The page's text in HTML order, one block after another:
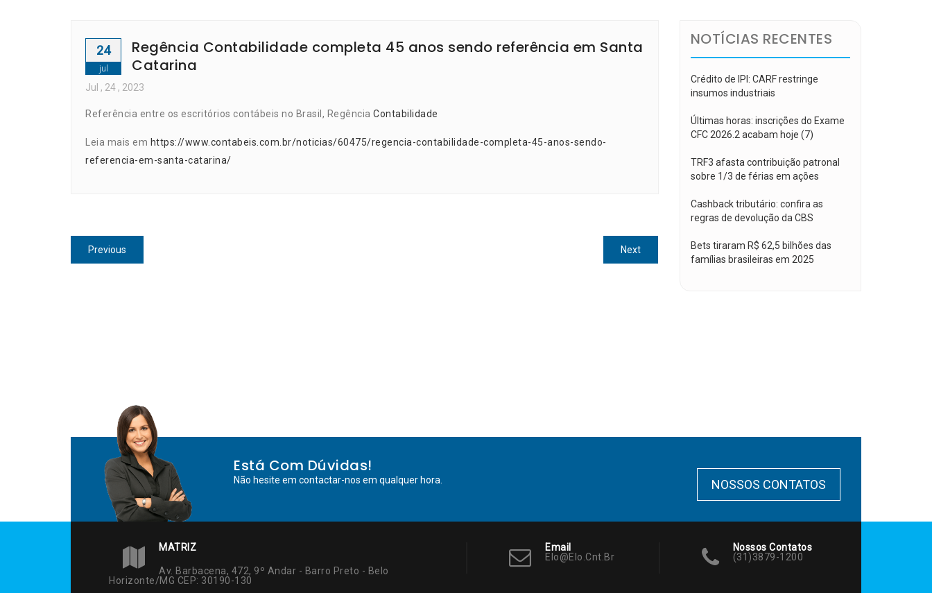
24
jul
Regência Contabilidade completa 45 anos sendo referência em Santa
Catarina
Jul , 24 , 2023
Referência entre os escritórios contábeis no Brasil, Regência Contabilidade
Leia mais em https://www.contabeis.com.br/noticias/60475/regencia-contabilidade-completa-45-anos-sendo-
referencia-em-santa-catarina/
Navegação
de
Previous
post:
NextNext
post:
NOTÍCIAS RECENTES
Crédito de IPI: CARF restringe
insumos industriais
Últimas horas: inscrições do Exame
CFC 2026.2 acabam hoje (7)
TRF3 afasta contribuição patronal
sobre 1/3 de férias em ações
Cashback tributário: confira as
regras de devolução da CBS
Bets tiraram R$ 62,5 bilhões das
famílias brasileiras em 2025
Está Com Dúvidas!
Não hesite em contactar-nos em qualquer hora. NOSSOS CONTATOS
MATRIZ
Av. Barbacena, 472, 9º Andar - Barro Preto - Belo
Horizonte/MG CEP: 30190-130
Email
Elo@elo.cnt.br
Nossos Contatos
(31)3879-1200